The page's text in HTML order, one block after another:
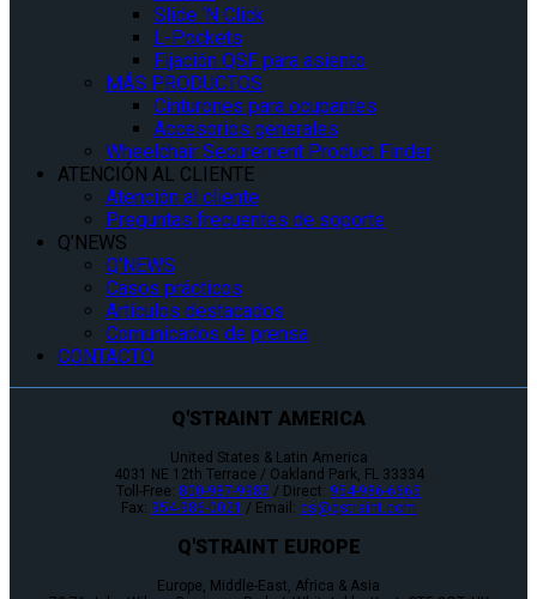
Slide ‘N Click
L-Pockets
Fijación QSF para asiento
MÁS PRODUCTOS
Cinturones para ocupantes
Accesorios generales
Wheelchair Securement Product Finder
ATENCIÓN AL CLIENTE
Atención al cliente
Preguntas frecuentes de soporte
Q’NEWS
Q’NEWS
Casos prácticos
Artículos destacados
Comunicados de prensa
CONTACTO
Q'STRAINT AMERICA
United States & Latin America
4031 NE 12th Terrace / Oakland Park, FL 33334
Toll-Free: 800-987-9987 / Direct: 954-986-6665
Fax: 954-986-0021 / Email: cs@qstraint.com
Q'STRAINT EUROPE
Europe, Middle-East, Africa & Asia